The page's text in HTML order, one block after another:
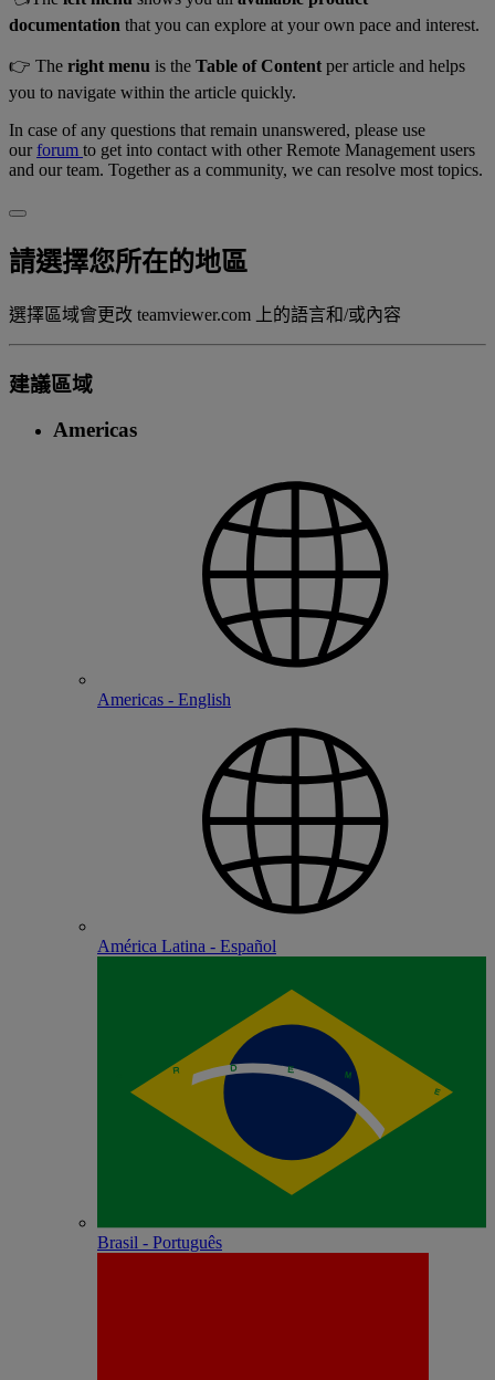
documentation that you can explore at your own pace and interest.
👉️ The right menu is the Table of Content per article and helps
you to navigate within the article quickly.
In case of any questions that remain unanswered, please use
ourforum to get into contact with other Remote Management users
and our team. Together as a community, we can resolve most topics.
請選擇您所在的地區
選擇區域會更改 teamviewer.com 上的語言和/或內容
建議區域
Americas
Americas - English
América Latina - Español
Brasil - Português